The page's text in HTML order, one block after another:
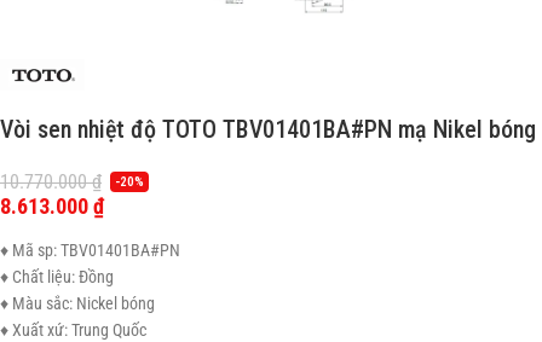
Vòi sen nhiệt độ TOTO TBV01401BA#PN mạ Nikel bóng
10.770.000₫ -20%
8.613.000₫
♦ Mã sp: TBV01401BA#PN
♦ Chất liệu: Đồng
♦ Màu sắc: Nickel bóng
♦ Xuất xứ: Trung Quốc